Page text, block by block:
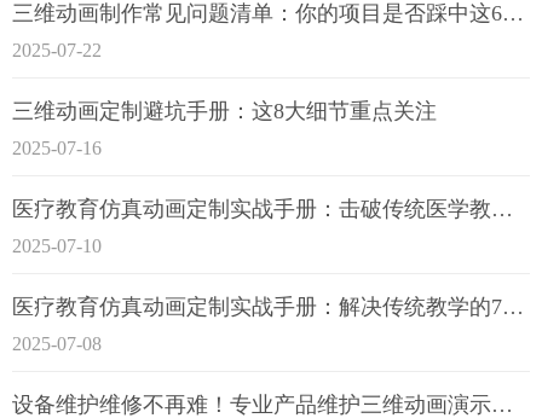
三维动画制作常见问题清单：你的项目是否踩中这6大技术雷区？
2025-07-22
三维动画定制避坑手册：这8大细节重点关注
2025-07-16
医疗教育仿真动画定制实战手册：击破传统医学教育7大痛点
2025-07-10
医疗教育仿真动画定制实战手册：解决传统教学的7大痛点
2025-07-08
设备维护维修不再难！专业产品维护三维动画演示定制指南